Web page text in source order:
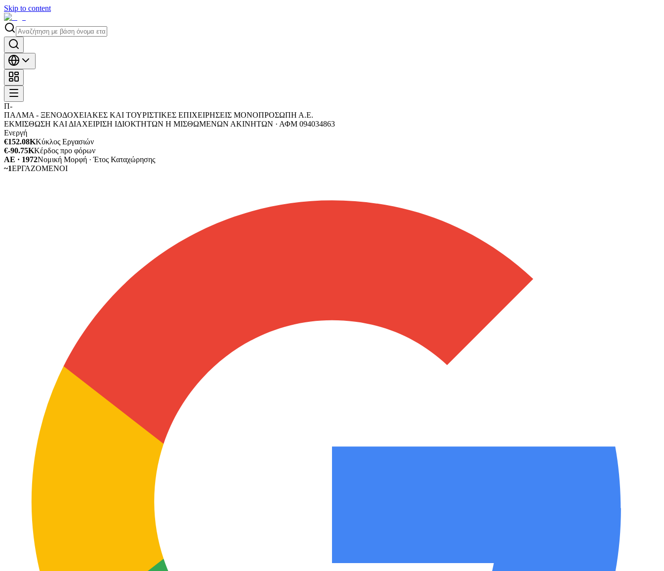
Skip to content
Π-
ΠΑΛΜΑ - ΞΕΝΟΔΟΧΕΙΑΚΕΣ ΚΑΙ ΤΟΥΡΙΣΤΙΚΕΣ ΕΠΙΧΕΙΡΗΣΕΙΣ ΜΟΝΟΠΡΟΣΩΠΗ Α.Ε.
ΕΚΜΙΣΘΩΣΗ ΚΑΙ ΔΙΑΧΕΙΡΙΣΗ ΙΔΙΟΚΤΗΤΩΝ Η ΜΙΣΘΩΜΕΝΩΝ ΑΚΙΝΗΤΩΝ · ΑΦΜ 094034863
Ενεργή
€152.08KΚύκλος Εργασιών
€-90.75KΚέρδος προ φόρων
ΑΕ · 1972Νομική Μορφή · Έτος Καταχώρησης
~1ΕΡΓΑΖΟΜΕΝΟΙ